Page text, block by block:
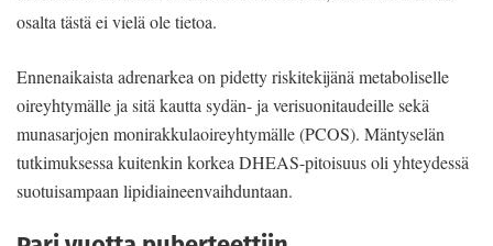
osalta tästä ei vielä ole tietoa.
Ennenaikaista adrenarkea on pidetty riskitekijänä metaboliselle
oireyhtymälle ja sitä kautta sydän- ja verisuonitaudeille sekä
munasarjojen monirakkulaoireyhtymälle (PCOS). Mäntyselän
tutkimuksessa kuitenkin korkea DHEAS-pitoisuus oli yhteydessä
suotuisampaan lipidiaineenvaihduntaan.